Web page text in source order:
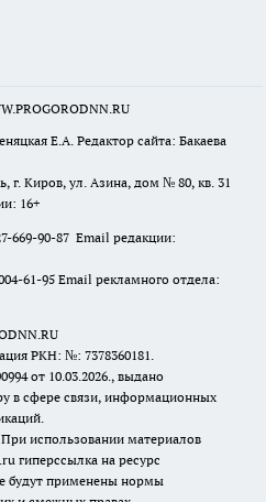
Е.А. Редактор сайта: Бакаева
г. Киров, ул. Азина, дом № 80, кв. 31
16+
669-90-87 Email редакции:
61-95 Email рекламного отдела:
РКН: №: 7378360181.
от 10.03.2026., выдано
в сфере связи, информационных
При использовании материалов
гиперссылка на ресурс
будут применены нормы